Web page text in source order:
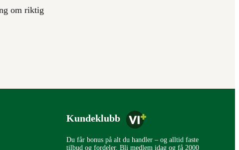
om riktig
Kundeklubb
Du får bonus på alt du handler – og alltid faste
tilbud og fordeler. Bli medlem idag og få 2000